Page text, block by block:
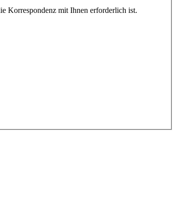
Korrespondenz mit Ihnen erforderlich ist.